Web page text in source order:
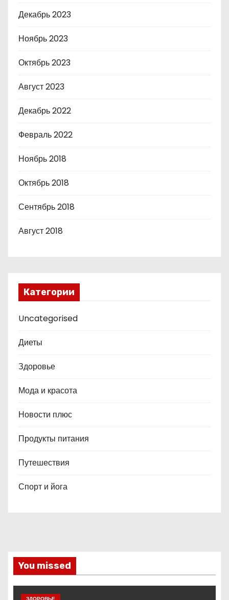
Декабрь 2023
Ноябрь 2023
Октябрь 2023
Август 2023
Декабрь 2022
Февраль 2022
Ноябрь 2018
Октябрь 2018
Сентябрь 2018
Август 2018
Категории
Uncategorised
Диеты
Здоровье
Мода и красота
Новости плюс
Продукты питания
Путешествия
Спорт и йога
You missed